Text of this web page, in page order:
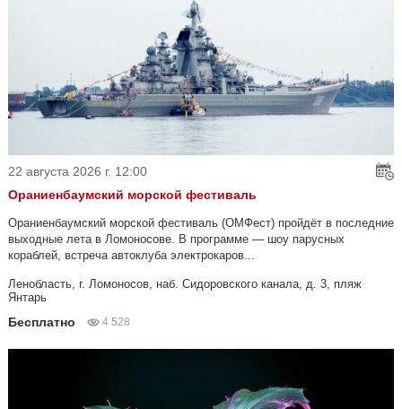
22 августа 2026 г. 12:00
Ораниенбаумский морской фестиваль
Ораниенбаумский морской фестиваль (ОМФест) пройдёт в последние
выходные лета в Ломоносове. В программе — шоу парусных
кораблей, встреча автоклуба электрокаров...
Ленобласть, г. Ломоносов, наб. Сидоровского канала, д. 3, пляж
Янтарь
Бесплатно 4 528